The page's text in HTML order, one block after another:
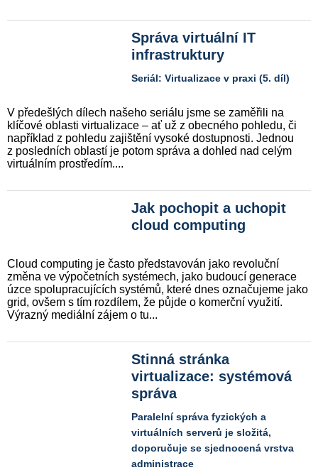
Správa virtuální IT
infrastruktury
Seriál: Virtualizace v praxi (5. díl)
V předešlých dílech našeho seriálu jsme se zaměřili na
klíčové oblasti virtualizace – ať už z obecného pohledu, či
například z pohledu zajištění vysoké dostupnosti. Jednou
z posledních oblastí je potom správa a dohled nad celým
virtuálním prostředím....
Jak pochopit a uchopit
cloud computing
Cloud computing je často představován jako revoluční
změna ve výpočetních systémech, jako budoucí generace
úzce spolupracujících systémů, které dnes označujeme jako
grid, ovšem s tím rozdílem, že půjde o komerční využití.
Výrazný mediální zájem o tu...
Stinná stránka
virtualizace: systémová
správa
Paralelní správa fyzických a
virtuálních serverů je složitá,
doporučuje se sjednocená vrstva
administrace